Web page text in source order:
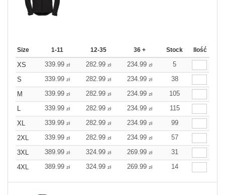
Size 1-11 12-35 36 + Stock Ilość
XS 339.99 zł 282.99 zł 234.99 zł
5
S
339.99 zł 282.99 zł 234.99 zł
38
M
339.99 zł 282.99 zł 234.99 zł
105
L
339.99 zł 282.99 zł 234.99 zł
115
XL
339.99 zł 282.99 zł 234.99 zł
99
2XL
339.99 zł 282.99 zł 234.99 zł
57
3XL
389.99 zł 324.99 zł 269.99 zł
31
4XL
389.99 zł 324.99 zł 269.99 zł 14